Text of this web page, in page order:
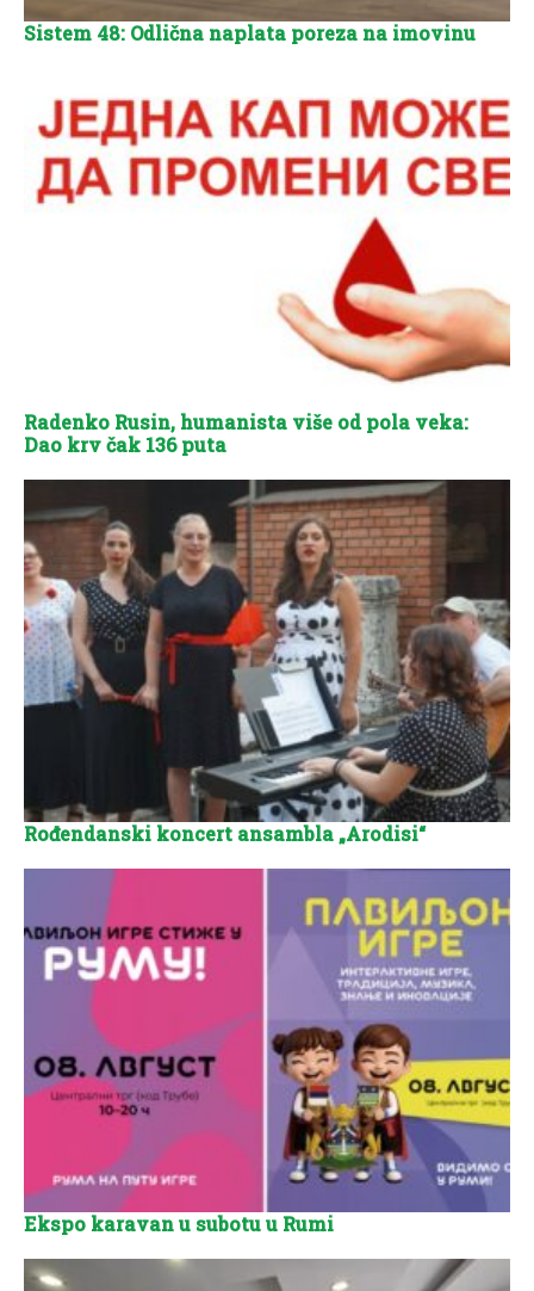
Sistem 48: Odlična naplata poreza na imovinu
Radenko Rusin, humanista više od pola veka:
Dao krv čak 136 puta
Rođendanski koncert ansambla „Arodisi“
Ekspo karavan u subotu u Rumi